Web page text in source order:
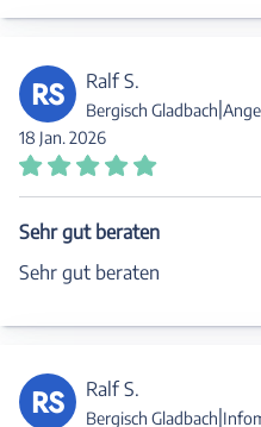
RS Ralf S.
Bergisch Gladbach
18 Jan. 2026
Sehr gut beraten
Sehr gut beraten
RS Ralf S.
Bergisch Gladbach